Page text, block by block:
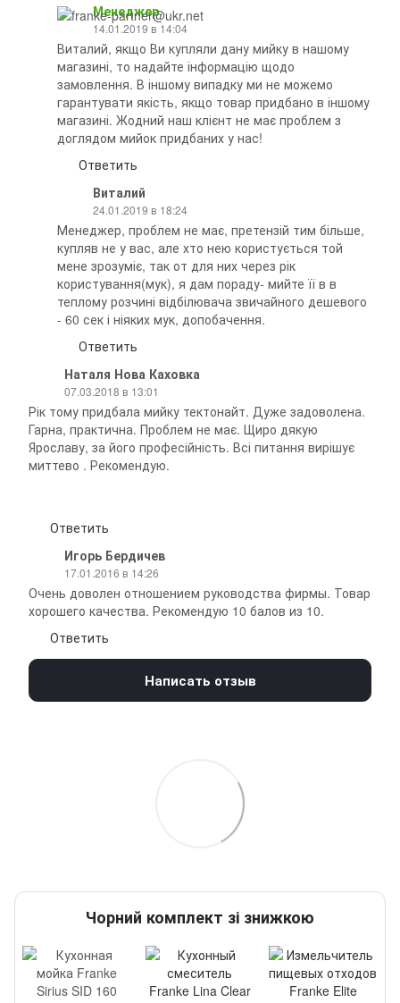
Менеджер
14.01.2019 в 14:04
Виталий, якщо Ви купляли дану мийку в нашому
магазині, то надайте інформацію щодо
замовлення. В іншому випадку ми не можемо
гарантувати якість, якщо товар придбано в іншому
магазині. Жодний наш клієнт не має проблем з
доглядом мийок придбаних у нас!
Ответить
Виталий
24.01.2019 в 18:24
Менеджер, проблем не має, претензій тим більше,
купляв не у вас, але хто нею користується той
мене зрозуміє, так от для них через рік
користування(мук), я дам пораду- мийте її в в
теплому розчині відбілювача звичайного дешевого
- 60 сек і ніяких мук, допобачення.
Ответить
Наталя Нова Каховка
07.03.2018 в 13:01
Рік тому придбала мийку тектонайт. Дуже задоволена.
Гарна, практична. Проблем не має. Щиро дякую
Ярославу, за його професійність. Всі питання вирішує
миттево . Рекомендую.
Ответить
Игорь Бердичев
17.01.2016 в 14:26
Очень доволен отношением руководства фирмы. Товар
хорошего качества. Рекомендую 10 балов из 10.
Ответить
Написать отзыв
Чорний комплект зі знижкою